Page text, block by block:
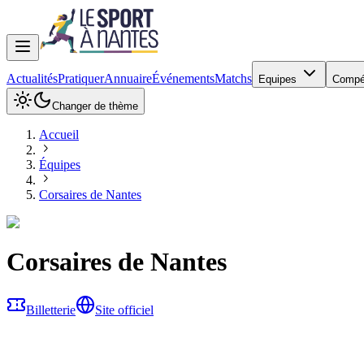
ActualitésPratiquerAnnuaireÉvénementsMatchs Equipes
Changer de thème
Accueil
Équipes
Corsaires de Nantes
Corsaires de Nantes
Billetterie Site officiel